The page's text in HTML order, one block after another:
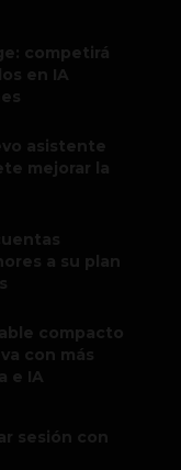
competirá
en IA
asistente
mejorar la
a su plan
compacto
con más
e IA
sesión con